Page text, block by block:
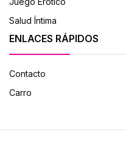
Salud Íntima
ENLACES RÁPIDOS
Contacto
Carro